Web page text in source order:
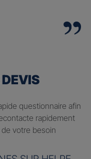
questionnaire afin
rapidement
de votre besoin